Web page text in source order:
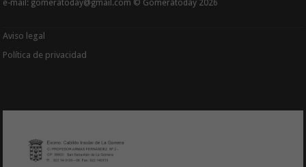
e-mail: gomeratoday@gmail.com © Gomeratoday 2026
Aviso legal
Política de privacidad